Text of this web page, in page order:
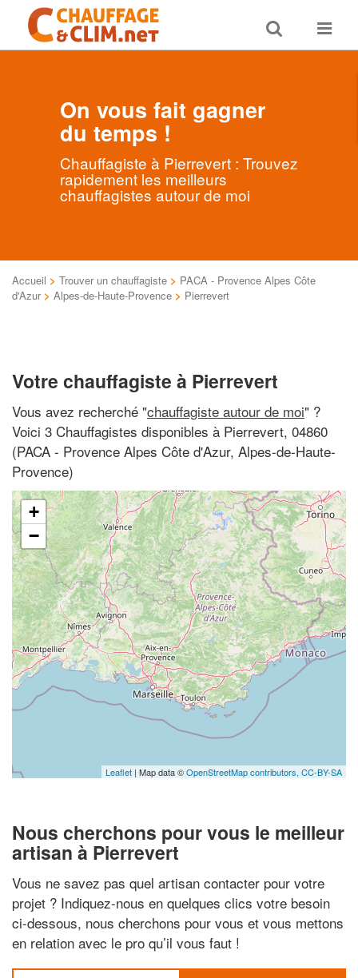
Toggle
search
Toggle
On vous fait gagner
du temps !
Chauffagiste à Pierrevert : Trouvez
rapidement les meilleurs
chauffagistes autour de moi
Accueil > Trouver un chauffagiste > PACA - Provence Alpes Côte
d'Azur > Alpes-de-Haute-Provence > Pierrevert
Votre chauffagiste à Pierrevert
Vous avez recherché "chauffagiste autour de moi" ?
Voici 3 Chauffagistes disponibles à Pierrevert, 04860
(PACA - Provence Alpes Côte d'Azur, Alpes-de-Haute-
Provence)
+
−
Leaflet | Map data ©OpenStreetMap contributors, CC-BY-SA
Nous cherchons pour vous le meilleur
artisan à Pierrevert
Vous ne savez pas quel artisan contacter pour votre
projet ? Indiquez-nous en quelques clics votre besoin
ci-dessous, nous cherchons pour vous et vous mettons
en relation avec le pro qu’il vous faut !